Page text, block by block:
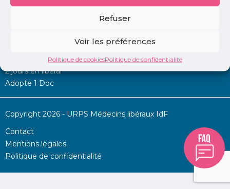
Refuser
Voir les préférences
Politique de cookiesPolitique de confidentialité
Permanence d’aide à l’installation
2 jours en libéral
Adopte 1 Doc
Copyright 2026 - URPS Médecins libéraux IdF
Contact
Mentions légales
Politique de confidentialité